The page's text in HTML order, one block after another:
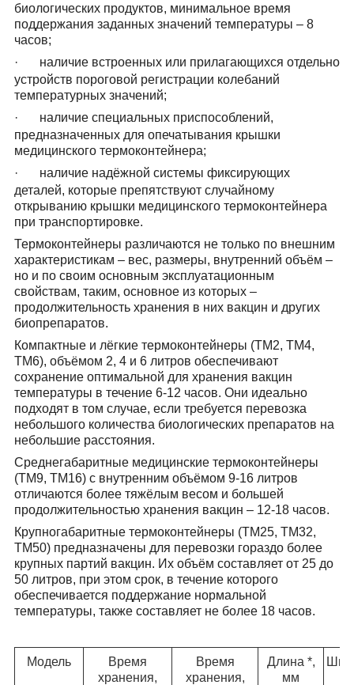
биологических продуктов, минимальное время
поддержания заданных значений температуры – 8
часов;
·
наличие встроенных или прилагающихся отдельно
устройств пороговой регистрации колебаний
температурных значений;
·
наличие специальных приспособлений,
предназначенных для опечатывания крышки
медицинского термоконтейнера;
·
наличие надёжной системы фиксирующих
деталей, которые препятствуют случайному
открыванию крышки медицинского термоконтейнера
при транспортировке.
Термоконтейнеры различаются не только по внешним
характеристикам – вес, размеры, внутренний объём –
но и по своим основным эксплуатационным
свойствам, таким, основное из которых –
продолжительность хранения в них вакцин и других
биопрепаратов.
Компактные и лёгкие термоконтейнеры (ТМ2, ТМ4,
ТМ6), объёмом 2, 4 и 6 литров обеспечивают
сохранение оптимальной для хранения вакцин
температуры в течение 6-12 часов. Они идеально
подходят в том случае, если требуется перевозка
небольшого количества биологических препаратов на
небольшие расстояния.
Среднегабаритные медицинские термоконтейнеры
(ТМ9, ТМ16) с внутренним объёмом 9-16 литров
отличаются более тяжёлым весом и большей
продолжительностью хранения вакцин – 12-18 часов.
Крупногабаритные термоконтейнеры (ТМ25, ТМ32,
ТМ50) предназначены для перевозки гораздо более
крупных партий вакцин. Их объём составляет от 25 до
50 литров, при этом срок, в течение которого
обеспечивается поддержание нормальной
температуры, также составляет не более 18 часов.
Модель
Время
хранения,
Время
хранения,
Длина *,
мм